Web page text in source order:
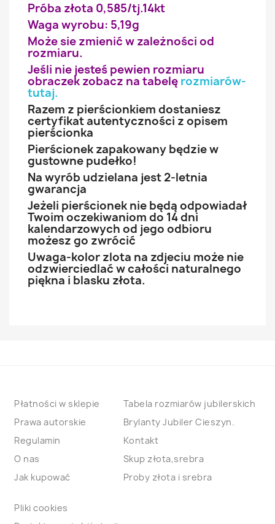
Próba złota 0,585/tj.14kt
Waga wyrobu: 5,19g
Może sie zmienić w zależności od
rozmiaru.
Jeśli nie jesteś pewien rozmiaru
obraczek zobacz na tabelę rozmiarów-
tutaj.
Razem z pierścionkiem dostaniesz
certyfikat autentyczności z opisem
pierścionka
Pierścionek zapakowany będzie w
gustowne pudełko!
Na wyrób udzielana jest 2-letnia
gwarancja
Jeżeli pierścionek nie będą odpowiadał
Twoim oczekiwaniom do 14 dni
kalendarzowych od jego odbioru
możesz go zwrócić
Uwaga-kolor zlota na zdjeciu może nie
odzwierciedlać w całości naturalnego
piękna i blasku złota.
Płatności w sklepie
Prawa autorskie
Regulamin
O nas
Jak kupować
Tabela rozmiarów jubilerskich
Brylanty Jubiler Cieszyn.
Kontakt
Skup złota,srebra
Proby złota i srebra
Pliki cookies